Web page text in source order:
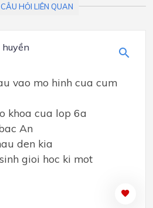
HỎI LIÊN QUAN
vao mo hinh cua cum
khoa cua lop 6a
An
den kia
gioi hoc ki mot